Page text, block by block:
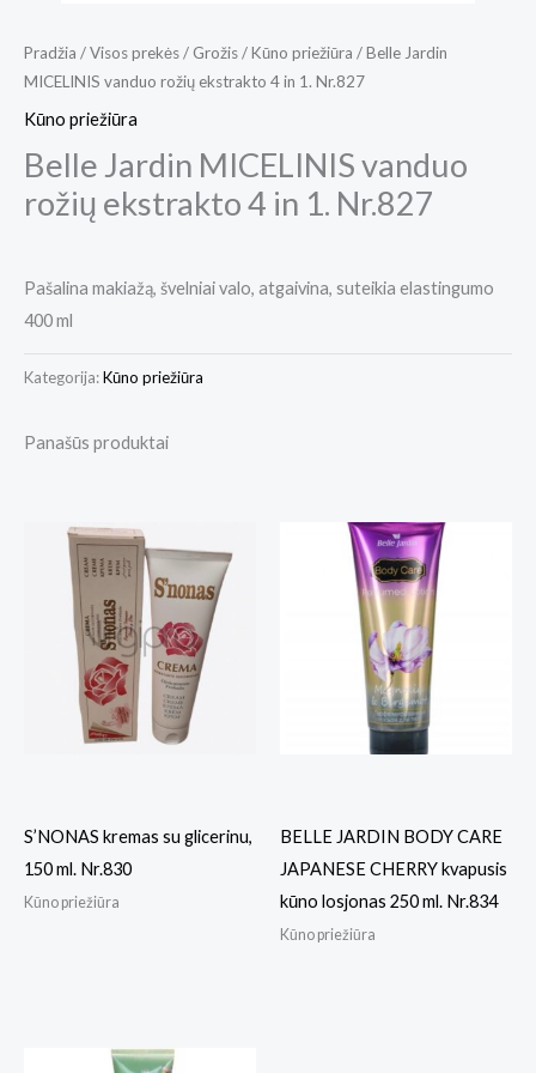
Pradžia /Visos prekės/ Grožis/Kūno priežiūra / Belle Jardin
MICELINIS vanduo rožių ekstrakto 4 in 1. Nr.827
Kūno priežiūra
Belle Jardin MICELINIS vanduo
rožių ekstrakto 4 in 1. Nr.827
Pašalina makiažą, švelniai valo, atgaivina, suteikia elastingumo
400 ml
Kategorija:Kūno priežiūra
Panašūs produktai
S’NONAS kremas su glicerinu,
150 ml. Nr.830
Kūno priežiūra
BELLE JARDIN BODY CARE
JAPANESE CHERRY kvapusis
kūno losjonas 250 ml. Nr.834
Kūno priežiūra